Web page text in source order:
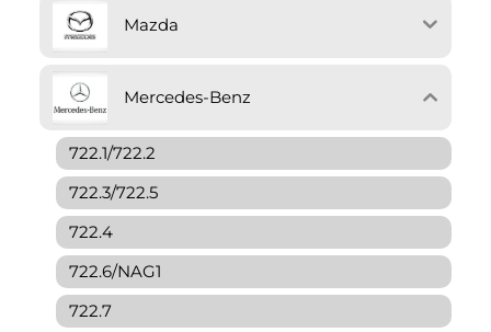
Mazda
Mercedes-Benz
722.1/722.2
722.3/722.5
722.4
722.6/NAG1
722.7